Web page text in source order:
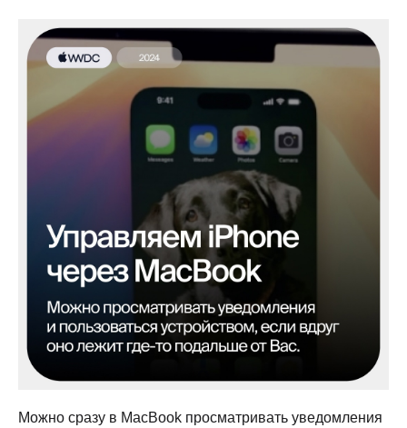
Можно сразу в МасВook просматривать уведомления